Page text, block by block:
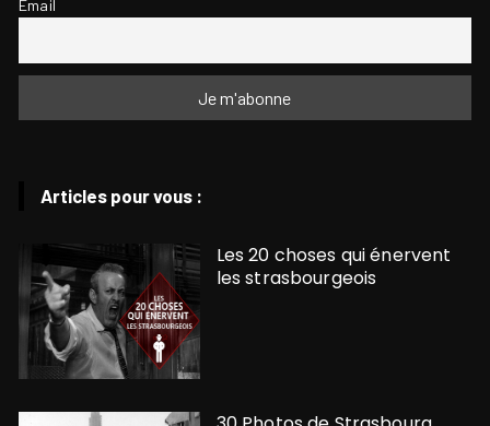
Email
Articles pour vous :
Les 20 choses qui énervent
les strasbourgeois